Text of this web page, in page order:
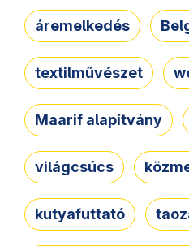
áremelkedés
textilművészet
Maarif alapítvány
világcsúcs
kutyafuttató